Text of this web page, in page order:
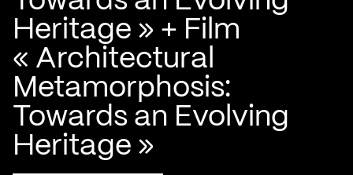
Heritage » + Film
« Architectural
Metamorphosis:
Towards an Evolving
Heritage »